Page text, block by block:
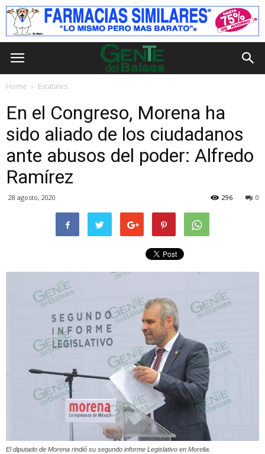
Home Estatales
En el Congreso, Morena ha
sido aliado de los ciudadanos
ante abusos del poder: Alfredo
Ramírez
28 agosto, 2020 0
296
El diputado de Morena rindió su segundo informe Legislativo en Morelia.